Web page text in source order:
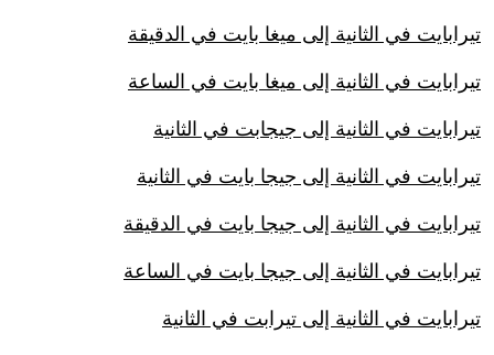
تيرابايت في الثانية إلى ميغا بايت في الدقيقة
تيرابايت في الثانية إلى ميغا بايت في الساعة
تيرابايت في الثانية إلى جيجابت في الثانية
تيرابايت في الثانية إلى جيجا بايت في الثانية
تيرابايت في الثانية إلى جيجا بايت في الدقيقة
تيرابايت في الثانية إلى جيجا بايت في الساعة
تيرابايت في الثانية إلى تيرابت في الثانية